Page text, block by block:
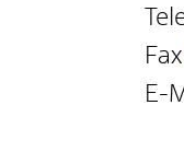
Fax
E-